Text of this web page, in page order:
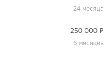
24 месяца
250 000 ₽
6 месяцев